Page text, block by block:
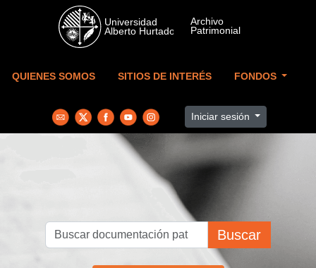
Skip to main content
QUIENES SOMOS SITIOS DE INTERÉS FONDOS
Iniciar sesión
Buscar